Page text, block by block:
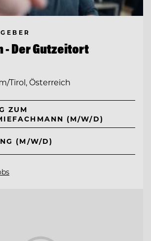
- Der Gutzeitort
Tirol, Österreich
ZUM
(M/W/D)
(M/W/D)